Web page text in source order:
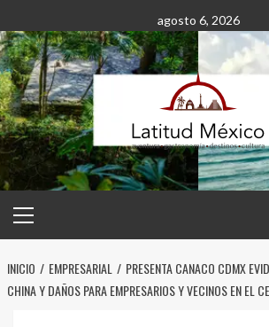
al
contenido
agosto 6, 2026
principal
INICIO EMPRESARIAL
PRESENTA CANACO CDMX
CHINA Y DAÑOS PARA EMPRESARIOS Y VECINOS EN EL